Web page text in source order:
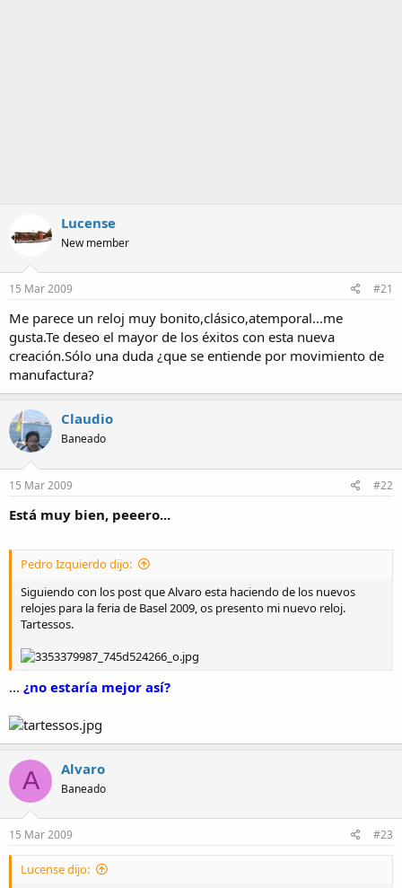
Lucense
New member
15 Mar 2009 #21
Me parece un reloj muy bonito,clásico,atemporal...me
gusta.Te deseo el mayor de los éxitos con esta nueva
creación.Sólo una duda ¿que se entiende por movimiento de
manufactura?
Claudio
Baneado
15 Mar 2009 #22
Está muy bien, peeero...
Pedro Izquierdo dijo:
Siguiendo con los post que Alvaro esta haciendo de los nuevos
relojes para la feria de Basel 2009, os presento mi nuevo reloj.
Tartessos.
... ¿no estaría mejor así?
A Alvaro
Baneado
15 Mar 2009 #23
Lucense dijo: